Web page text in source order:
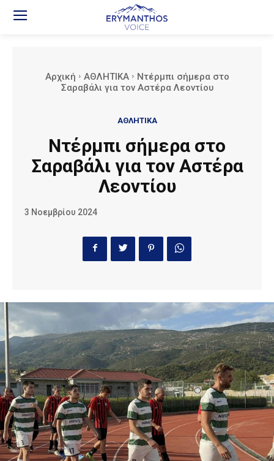
Αρχική ΑΘΛΗΤΙΚΑ
Ντέρμπι σήμερα στο
Σαραβάλι για τον Αστέρα Λεοντίου
ΑΘΛΗΤΙΚΑ
Ντέρμπι σήμερα στο
Σαραβάλι για τον Αστέρα
Λεοντίου
3 Νοεμβρίου 2024